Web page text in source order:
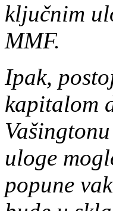
ključnim
MMF.
Ipak,
kapitalom
uloge
popune